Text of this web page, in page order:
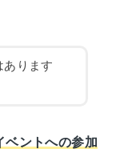
ります
ベントへの参加